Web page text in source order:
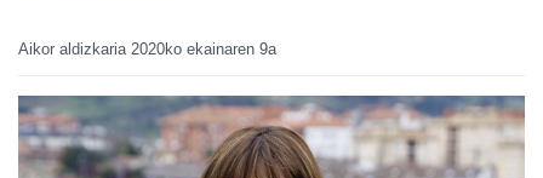
Aikor aldizkaria 2020ko ekainaren 9a